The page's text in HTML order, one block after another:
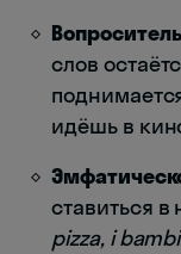
слов
идёшь в
ставиться
pizza, i